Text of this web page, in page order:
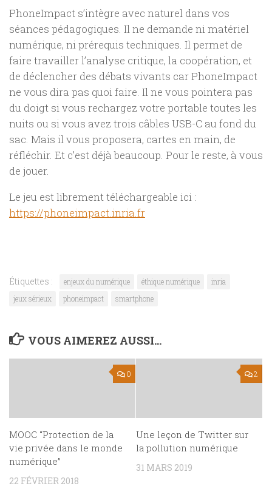
PhoneImpact s’intègre avec naturel dans vos
séances pédagogiques. Il ne demande ni matériel
numérique, ni prérequis techniques. Il permet de
faire travailler l’analyse critique, la coopération, et
de déclencher des débats vivants car PhoneImpact
ne vous dira pas quoi faire. Il ne vous pointera pas
du doigt si vous rechargez votre portable toutes les
nuits ou si vous avez trois câbles USB-C au fond du
sac. Mais il vous proposera, cartes en main, de
réfléchir. Et c’est déjà beaucoup. Pour le reste, à vous
de jouer.
Le jeu est librement téléchargeable ici :
https://phoneimpact.inria.fr
Étiquettes : enjeux du numérique éthique numérique
inria
jeux sérieux
phoneimpact smartphone
VOUS AIMEREZ AUSSI...
0
MOOC “Protection de la
vie privée dans le monde
numérique”
22 FÉVRIER 2018
2
Une leçon de Twitter sur
la pollution numérique
31 MARS 2019